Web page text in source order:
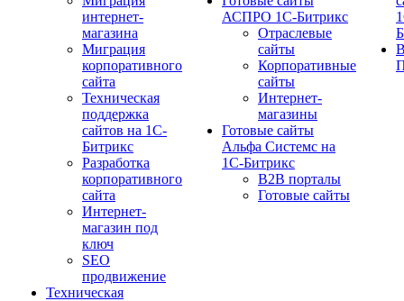
интернет-
магазина
Миграция
корпоративного
сайта
Техническая
поддержка
сайтов на 1С-
Битрикс
Разработка
корпоративного
сайта
Интернет-
магазин под
ключ
SEO
продвижение
Техническая
АСПРО 1С-Битрикс
Отраслевые
сайты
Корпоративные
сайты
Интернет-
магазины
Готовые сайты
Альфа Системс на
1С-Битрикс
B2B порталы
Готовые сайты